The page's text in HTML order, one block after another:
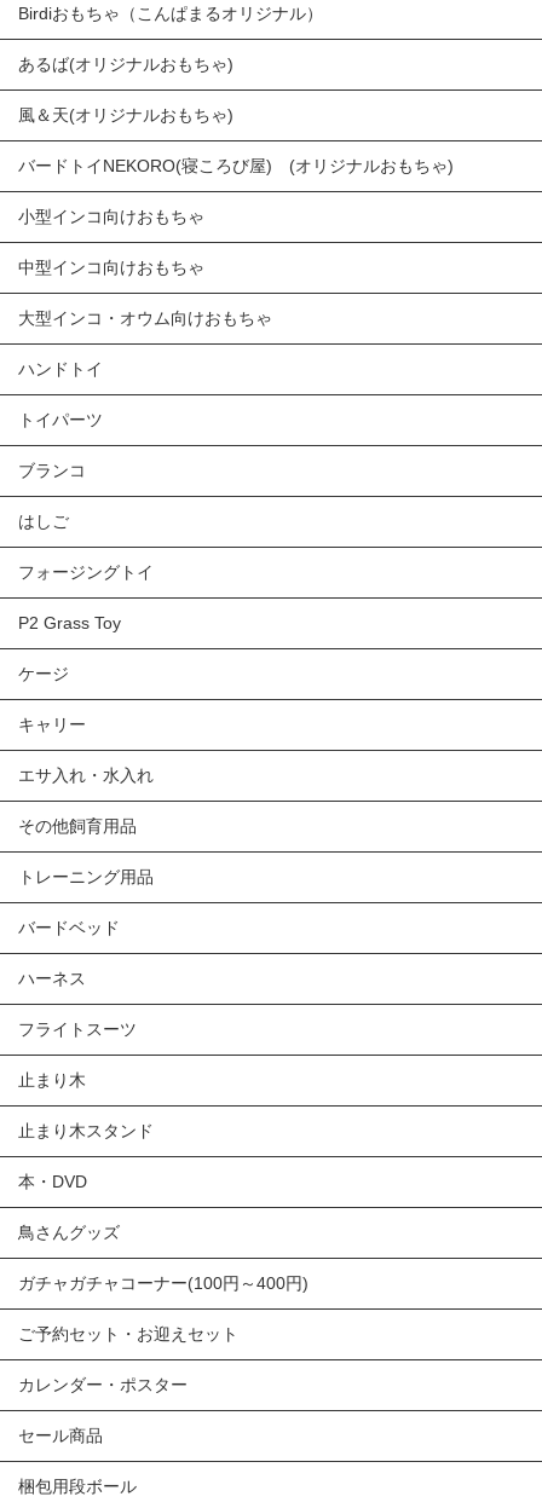
Birdiおもちゃ（こんぱまるオリジナル）
あるば(オリジナルおもちゃ)
風＆天(オリジナルおもちゃ)
バードトイNEKORO(寝ころび屋) (オリジナルおもちゃ)
小型インコ向けおもちゃ
中型インコ向けおもちゃ
大型インコ・オウム向けおもちゃ
ハンドトイ
トイパーツ
ブランコ
はしご
フォージングトイ
P2 Grass Toy
ケージ
キャリー
エサ入れ・水入れ
その他飼育用品
トレーニング用品
バードベッド
ハーネス
フライトスーツ
止まり木
止まり木スタンド
本・DVD
鳥さんグッズ
ガチャガチャコーナー(100円～400円)
ご予約セット・お迎えセット
カレンダー・ポスター
セール商品
梱包用段ボール